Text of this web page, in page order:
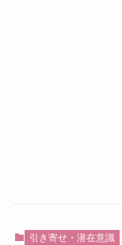
引き寄せ・潜在意識